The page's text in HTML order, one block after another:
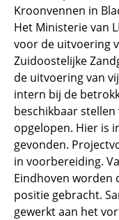
Kroonvennen in
Het Ministerie van
voor de uitvoering
Zuidoostelijke
de uitvoering van
intern bij de
beschikbaar
opgelopen. Hier is
gevonden.
in voorbereiding.
Eindhoven worden
positie gebracht.
gewerkt aan het